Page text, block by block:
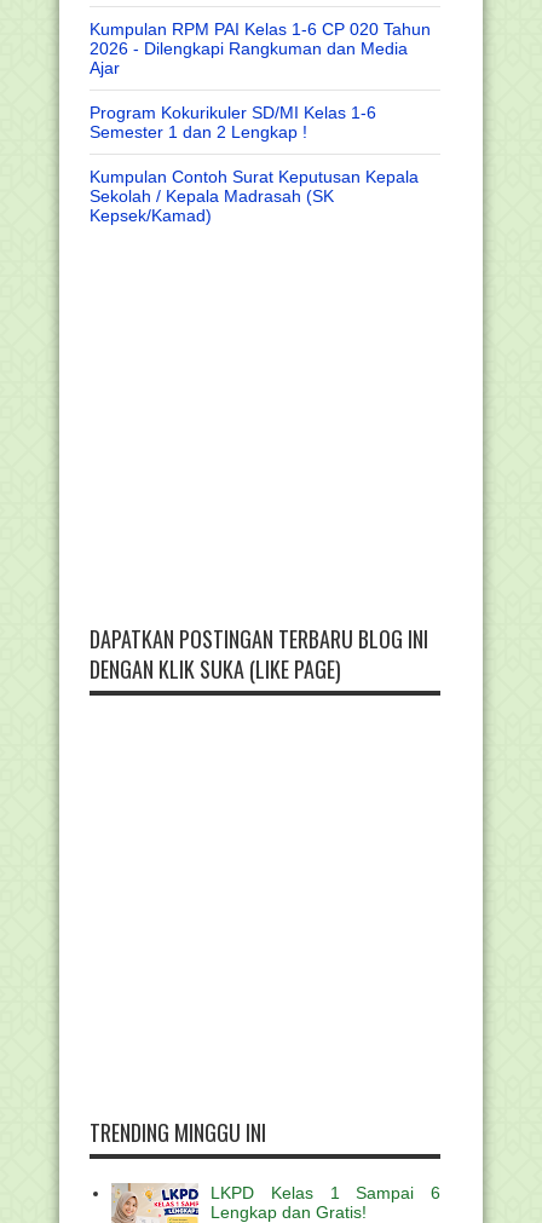
Kumpulan RPM PAI Kelas 1-6 CP 020 Tahun
2026 - Dilengkapi Rangkuman dan Media
Ajar
Program Kokurikuler SD/MI Kelas 1-6
Semester 1 dan 2 Lengkap !
Kumpulan Contoh Surat Keputusan Kepala
Sekolah / Kepala Madrasah (SK
Kepsek/Kamad)
DAPATKAN POSTINGAN TERBARU BLOG INI
DENGAN KLIK SUKA (LIKE PAGE)
TRENDING MINGGU INI
LKPD Kelas 1 Sampai 6
Lengkap dan Gratis!